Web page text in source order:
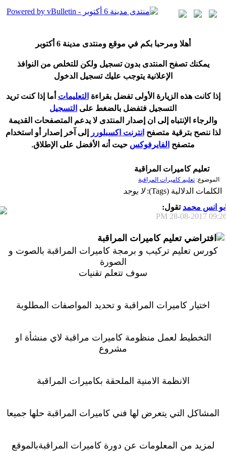
هلا ومرحبا بكم في موقع ومنتدى مدينة 6 أكتوبر
يمكنك تصفح المنتدى بدون تسجيل ولكن للتخلص من النوافذ
الإعلانية يتوجب عليك تسجيل الدخول
إذا كانت هذه الزيارة الأولى تفضل بقراءة التعليمات ما إذا كنت تريد
التسجيل فتفضل بالضغط على التسجيل
والرجاء الإنتباه إلى ان إصدار المنتدى لا يدعم المتصفحات القديمة
لذا ننصح بترقية متصفح انترنت اكسبلورر إلى آخر إصدار أو استخدام
متصفح الفايرفوكس حيت نه الأفضل على الإطلاق.
تعليم كاميرات المراقبة
الموضوع: تعليم كاميرات المراقبة
الكلمات الدلالية (Tags):
لا يوجد
انس محمد تقول:
28-08-2017 09:26
تعليم كاميرات المراقبة
كورس تعليم تركيب و برمجة كاميرات المراقبة بالصوت و
الصورة
سوف تتعلم تقنيات
اختيار كاميرات المراقبة و تحديد المواصفات المطلوبة
التخطيط لعمل منظومة كاميرات مراقبة لاي منشأة او
مشروع
الانظمة الامنية الملحقة بكاميرات المراقبة
المشاكل التي يتعرض لها فني كاميرات المراقبة حلها جميعا
لمزيد من المعلومات عن دورة كاميرات المراقبةبالموقع